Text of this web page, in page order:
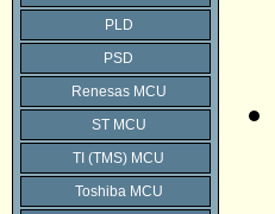
PLD
PSD
Renesas MCU
ST MCU
TI (TMS) MCU
Toshiba MCU